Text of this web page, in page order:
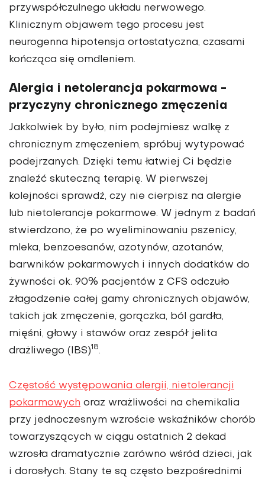
przywspółczulnego układu nerwowego.
Klinicznym objawem tego procesu jest
neurogenna hipotensja ortostatyczna, czasami
kończąca się omdleniem.
Alergia i netolerancja pokarmowa -
przyczyny chronicznego zmęczenia
Jakkolwiek by było, nim podejmiesz walkę z
chronicznym zmęczeniem, spróbuj wytypować
podejrzanych. Dzięki temu łatwiej Ci będzie
znaleźć skuteczną terapię. W pierwszej
kolejności sprawdź, czy nie cierpisz na alergie
lub nietolerancje pokarmowe. W jednym z badań
stwierdzono, że po wyeliminowaniu pszenicy,
mleka, benzoesanów, azotynów, azotanów,
barwników pokarmowych i innych dodatków do
żywności ok. 90% pacjentów z CFS odczuło
złagodzenie całej gamy chronicznych objawów,
takich jak zmęczenie, gorączka, ból gardła,
mięśni, głowy i stawów oraz zespół jelita
drażliwego (IBS)18.
Częstość występowania alergii, nietolerancji
pokarmowych oraz wrażliwości na chemikalia
przy jednoczesnym wzroście wskaźników chorób
towarzyszących w ciągu ostatnich 2 dekad
wzrosła dramatycznie zarówno wśród dzieci, jak
i dorosłych. Stany te są często bezpośrednimi